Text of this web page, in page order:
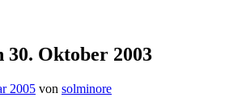
30. Oktober 2003
2005 von solminore